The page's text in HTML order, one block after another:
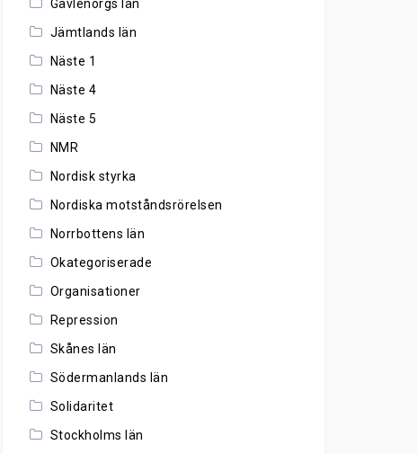
Gävlenorgs län
Jämtlands län
Näste 1
Näste 4
Näste 5
NMR
Nordisk styrka
Nordiska motståndsrörelsen
Norrbottens län
Okategoriserade
Organisationer
Repression
Skånes län
Södermanlands län
Solidaritet
Stockholms län